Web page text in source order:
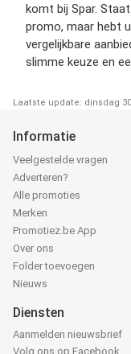
komt bij Spar.
promo, maar hebt
vergelijkbare
slimme keuze en
Laatste update: dinsdag
Informatie
Veelgestelde vragen
Adverteren?
Alle promoties
Merken
Promotiez.be App
Over ons
Folder toevoegen
Nieuws
Diensten
Aanmelden nieuwsbrief
Volg ons op Facebook